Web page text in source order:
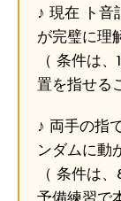
♪ 現在 ト音
が完璧に理
（ 条件は
置を指せる
♪ 両手の指
ンダムに動
（ 条件は